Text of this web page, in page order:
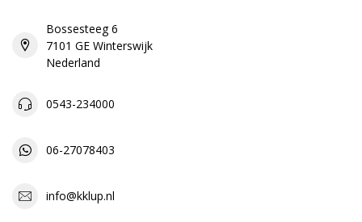
Bossesteeg 6
7101 GE Winterswijk
Nederland
0543-234000
06-27078403
info@kklup.nl